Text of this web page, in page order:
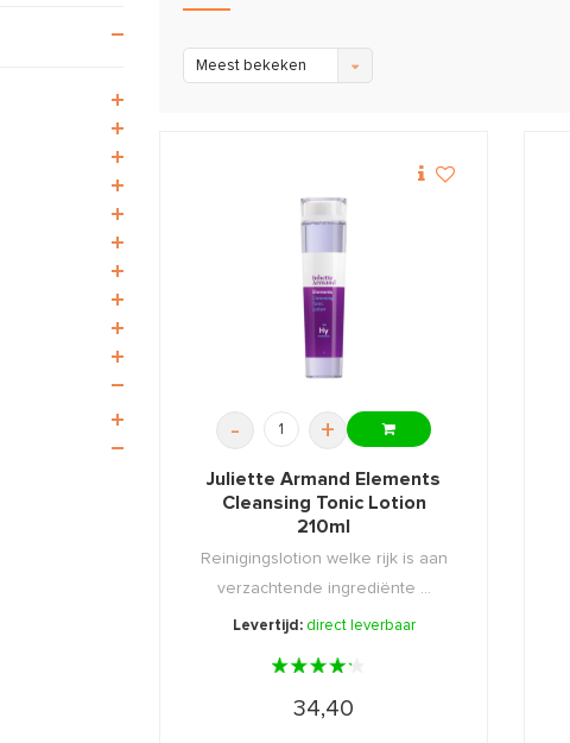
Meest bekeken
- +
Juliette Armand Elements
Cleansing Tonic Lotion
210ml
Reinigingslotion welke rijk is aan
verzachtende ingrediënte ...
Levertijd: direct leverbaar
34,40